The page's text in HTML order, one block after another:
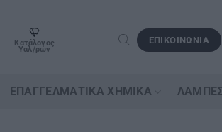
Κατάλογος
Υαλ/ρων
ΕΠΙΚΟΙΝΩΝΙΑ
ΕΠΑΓΓΕΛΜΑΤΙΚΆ ΧΗΜΙΚΆ